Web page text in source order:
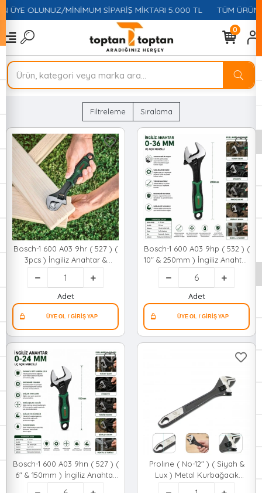
ÜYE OLUNUZ/MİNİMUM SİPARİŞ MİKTARI 5.000 TL TÜM
0
Filtreleme Sıralama
Bosch-1 600 A03 9hr ( 527 ) (
3pcs ) İngiliz Anahtar &
Kurbağacık Seti ( 6"-8"-10" &
150-200-250mm )*1
Adet
Bosch-1 600 A03 9hp ( 532 ) (
10" & 250mm ) İngiliz Anahtar
& Kurbağacık Seti*6x1
Adet
Bosch-1 600 A03 9hn ( 527 ) (
6" & 150mm ) İngiliz Anahtar
& Kurbağacık Seti*6x1
Prolıne ( No-12" ) ( Siyah &
Lux ) Metal Kurbağacık
Anahtar*30